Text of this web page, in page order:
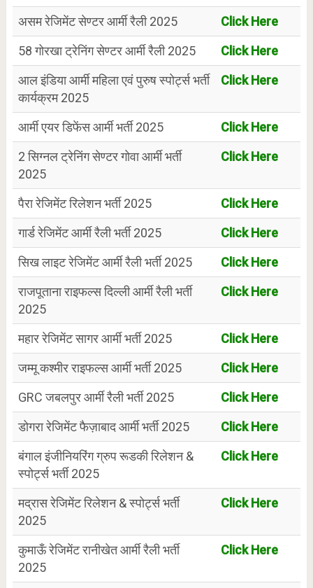
असम रेजिमेंट सेण्टर आर्मी रैली 2025
Click Here
58 गोरखा ट्रेनिंग सेण्टर आर्मी रैली 2025
Click Here
आल इंडिया आर्मी महिला एवं पुरुष स्पोर्ट्स भर्ती
कार्यक्रम 2025
Click Here
आर्मी एयर डिफेंस आर्मी भर्ती 2025
Click Here
2 सिग्नल ट्रेनिंग सेण्टर गोवा आर्मी भर्ती
2025
Click Here
पैरा रेजिमेंट रिलेशन भर्ती 2025
Click Here
गार्ड रेजिमेंट आर्मी रैली भर्ती 2025
Click Here
सिख लाइट रेजिमेंट आर्मी रैली भर्ती 2025
Click Here
राजपूताना राइफल्स दिल्ली आर्मी रैली भर्ती
2025
Click Here
महार रेजिमेंट सागर आर्मी भर्ती 2025
Click Here
जम्मू कश्मीर राइफल्स आर्मी भर्ती 2025
Click Here
GRC जबलपुर आर्मी रैली भर्ती 2025
Click Here
डोगरा रेजिमेंट फैज़ाबाद आर्मी भर्ती 2025
Click Here
बंगाल इंजीनियरिंग ग्रुप रूडकी रिलेशन &
स्पोर्ट्स भर्ती 2025
Click Here
मद्रास रेजिमेंट रिलेशन & स्पोर्ट्स भर्ती
2025
Click Here
कुमाऊँ रेजिमेंट रानीखेत आर्मी रैली भर्ती
2025
Click Here